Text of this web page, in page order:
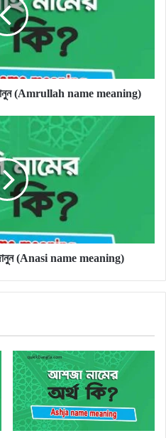
জানুন (Amrullah name meaning)
জানুন (Anasi name meaning)